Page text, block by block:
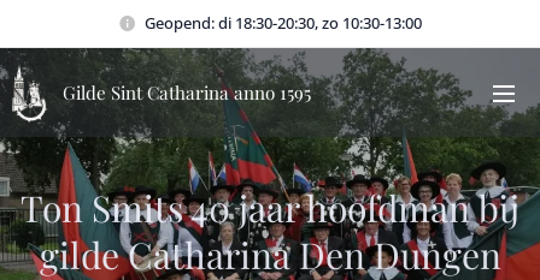
Geopend: di 18:30-20:30, zo 10:30-13:00
Gilde Sint Catharina anno 1595
Ton Smits 40 jaar hoofdman bij
gilde Catharina Den Dungen